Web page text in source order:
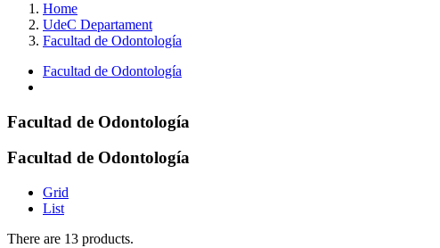
Home
UdeC Departament
Facultad de Odontología
Facultad de Odontología
Facultad de Odontología
Facultad de Odontología
Grid
List
There are 13 products.